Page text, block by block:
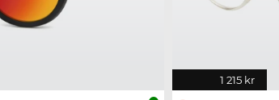
1 215 kr